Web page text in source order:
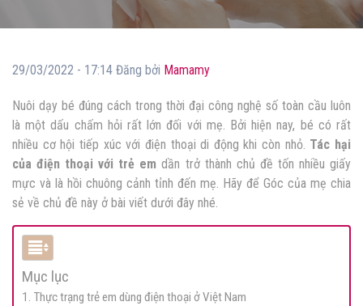
29/03/2022 - 17:14 Đăng bởi Mamamy
Nuôi dạy bé đúng cách trong thời đại công nghệ số toàn cầu luôn
là một dấu chấm hỏi rất lớn đối với mẹ. Bởi hiện nay, bé có rất
nhiều cơ hội tiếp xúc với điện thoại di động khi còn nhỏ. Tác hại
của điện thoại với trẻ emdần trở thành chủ đề tốn nhiều giấy
mực và là hồi chuông cảnh tỉnh đến mẹ. Hãy để Góc của mẹ chia
sẻ về chủ đề này ở bài viết dưới đây nhé.
Mục lục
1. Thực trạng trẻ em dùng điện thoại ở Việt Nam